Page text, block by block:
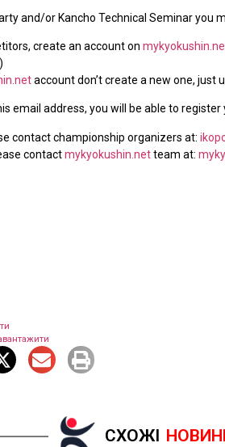
and/or Kancho Technical Seminar you
create an account on
account don’t create a new one, just
email address, you will be able to
contact championship organizers at:
contactmykyokushin.netteam at:
СХОЖІ